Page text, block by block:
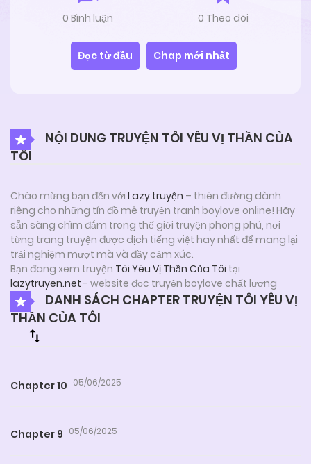
0 Bình luận 0 Theo dõi
Đọc từ đầu Chap mới nhất
NỘI DUNG TRUYỆN TÔI YÊU VỊ THẦN CỦA
TÔI
Chào mừng bạn đến với Lazy truyện – thiên đường dành
riêng cho những tín đồ mê truyện tranh boylove online! Hãy
sẵn sàng chìm đắm trong thế giới truyện phong phú, nơi
từng trang truyện được dịch tiếng việt hay nhất để mang lại
trải nghiệm mượt mà và đầy cảm xúc.
Bạn đang xem truyện Tôi Yêu Vị Thần Của Tôi tại
lazytruyen.net - website đọc truyện boylove chất lượng
DANH SÁCH CHAPTER TRUYỆN TÔI YÊU VỊ
THẦN CỦA TÔI
Chapter 10 05/06/2025
Chapter 9 05/06/2025